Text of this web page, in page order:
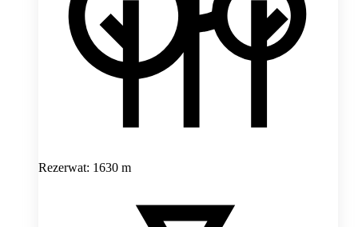
Rezerwat: 1630 m